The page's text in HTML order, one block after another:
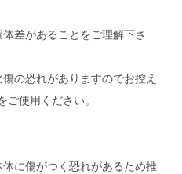
差があることをご理解下さ
の恐れがありますのでお控え
使用ください。
に傷がつく恐れがあるため推